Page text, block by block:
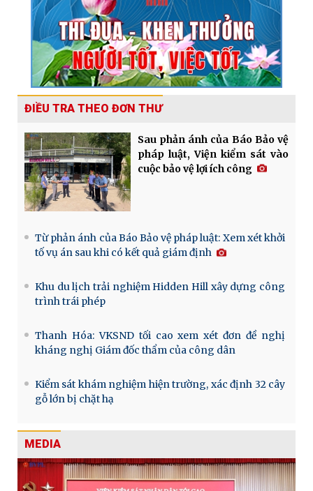
ĐIỀU TRA THEO ĐƠN THƯ
Sau phản ánh của Báo Bảo vệ
pháp luật, Viện kiểm sát vào
cuộc bảo vệ lợi ích công
Từ phản ánh của Báo Bảo vệ pháp luật: Xem xét khởi
tố vụ án sau khi có kết quả giám định
Khu du lịch trải nghiệm Hidden Hill xây dựng công
trình trái phép
Thanh Hóa: VKSND tối cao xem xét đơn đề nghị
kháng nghị Giám đốc thẩm của công dân
Kiểm sát khám nghiệm hiện trường, xác định 32 cây
gỗ lớn bị chặt hạ
MEDIA